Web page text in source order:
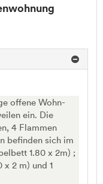
offene Wohn-
ein. Die
4 Flammen
befinden sich im
1.80 x 2m) ;
x 2 m) und 1